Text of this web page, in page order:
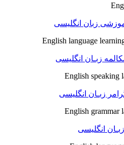
زبان انگلیسی
English language
زبـان انگلیسی
English speaking
زبـان انگلیسی
English grammar
انگلیسی